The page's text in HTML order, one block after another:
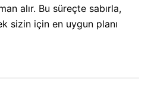
alır. Bu süreçte sabırla,
sizin için en uygun planı